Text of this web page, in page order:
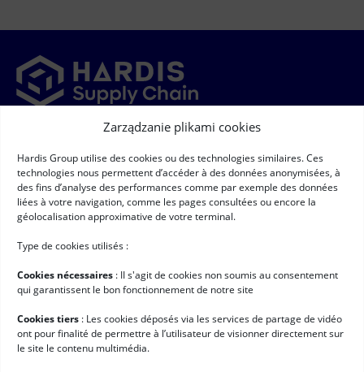
Zarządzanie plikami cookies
Hardis Group utilise des cookies ou des technologies similaires. Ces
technologies nous permettent d’accéder à des données anonymisées, à
des fins d’analyse des performances comme par exemple des données
liées à votre navigation, comme les pages consultées ou encore la
géolocalisation approximative de votre terminal.
Type de cookies utilisés :
Cookies nécessaires : II s'agit de cookies non soumis au consentement
qui garantissent le bon fonctionnement de notre site
Cookies tiers : Les cookies déposés via les services de partage de vidéo
ont pour finalité de permettre à l’utilisateur de visionner directement sur
le site le contenu multimédia.
Newsletter
Newsletter(Required)
RGPD(Required)
Wyrażam zgodę na gromadzenie i przetwarzanie moich danych
osobowych zgodnie z warunkami opisanymi na stronie
"Ochrona
danych osobowych" *
Przydatne linki
Usługi
Newsy